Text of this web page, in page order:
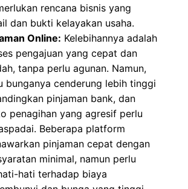
rencana bisnis yang
dan bukti kelayakan usaha.
Online: Kelebihannya adalah
pengajuan yang cepat dan
tanpa perlu agunan. Namun,
bunganya cenderung lebih tinggi
pinjaman bank, dan
penagihan yang agresif perlu
Beberapa platform
pinjaman cepat dengan
minimal, namun perlu
hati terhadap biaya